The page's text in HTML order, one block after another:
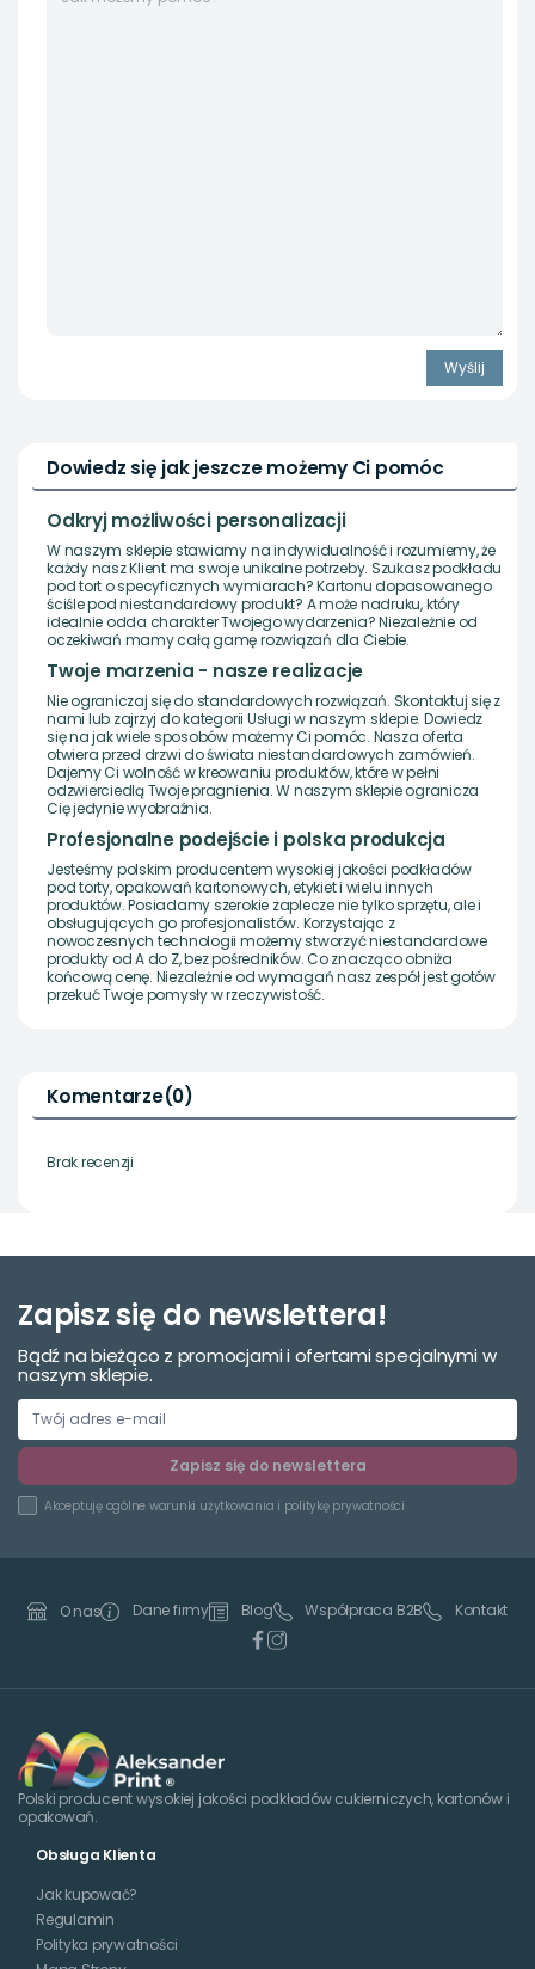
Dowiedz się jak jeszcze możemy Ci pomóc
Odkryj możliwości personalizacji
W naszym sklepie stawiamy na indywidualność i rozumiemy, że
każdy nasz Klient ma swoje unikalne potrzeby. Szukasz podkładu
pod tort o specyficznych wymiarach? Kartonu dopasowanego
ściśle pod niestandardowy produkt? A może nadruku, który
idealnie odda charakter Twojego wydarzenia? Niezależnie od
oczekiwań mamy całą gamę rozwiązań dla Ciebie.
Twoje marzenia - nasze realizacje
Nie ograniczaj się do standardowych rozwiązań. Skontaktuj się z
nami lub zajrzyj do kategorii Usługi w naszym sklepie. Dowiedz
się na jak wiele sposobów możemy Ci pomóc. Nasza oferta
otwiera przed drzwi do świata niestandardowych zamówień.
Dajemy Ci wolność w kreowaniu produktów, które w pełni
odzwierciedlą Twoje pragnienia. W naszym sklepie ogranicza
Cię jedynie wyobraźnia.
Profesjonalne podejście i polska produkcja
Jesteśmy polskim producentem wysokiej jakości podkładów
pod torty, opakowań kartonowych, etykiet i wielu innych
produktów. Posiadamy szerokie zaplecze nie tylko sprzętu, ale i
obsługujących go profesjonalistów. Korzystając z
nowoczesnych technologii możemy stworzyć niestandardowe
produkty od A do Z, bez pośredników. Co znacząco obniża
końcową cenę. Niezależnie od wymagań nasz zespół jest gotów
przekuć Twoje pomysły w rzeczywistość.
Komentarze(0)
Brak recenzji
Zapisz się do newslettera!
Bądź na bieżąco z promocjami i ofertami specjalnymi w
naszym sklepie.
Zapisz się do newslettera
Akceptuję ogólne warunki użytkowania i politykę prywatności
O nas Dane firmy Blog Współpraca B2B Kontakt
Polski producent wysokiej jakości podkładów cukierniczych, kartonów i
opakowań.
Obsługa Klienta
Jak kupować?
Regulamin
Polityka prywatności